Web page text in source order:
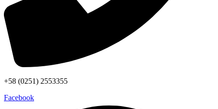
+58 (0251) 2553355
Facebook